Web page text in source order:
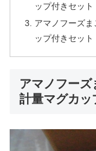
ップ付きセッ
アマノフーズ
ップ付きセット
アマノフー
計量マグカッ